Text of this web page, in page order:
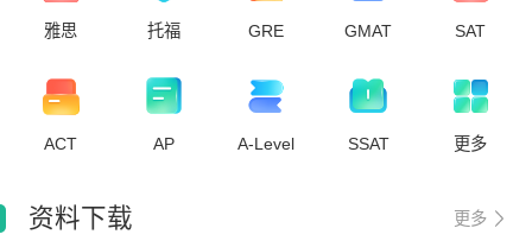
雅思 托福 GRE GMAT SAT
ACT AP A-Level SSAT 更多
资料下载 更多